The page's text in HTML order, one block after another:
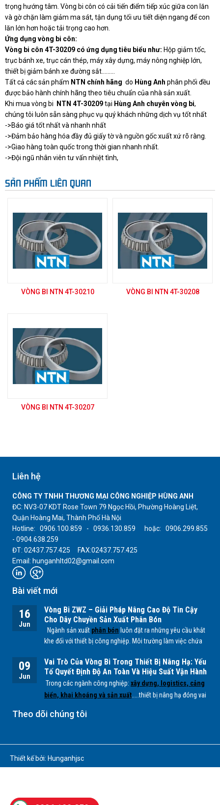
trọng hướng tâm. Vòng bi côn có cải tiến điểm tiếp xúc giữa con lăn
và gờ chặn làm giảm ma sát, tận dụng tối ưu tiết diện ngang để con
lăn lớn hơn hoặc tải trọng cao hơn.
Ứng dụng vòng bi côn:
Vòng bi côn 4T-30209 có ứng dụng tiêu biểu như: Hộp giảm tốc,
trục bánh xe, trục cán thép, máy xây dựng, máy nông nghiệp lớn,
thiết bị giảm bánh xe đường sắt.........
Tất cả các sản phẩm NTN chính hãng do Hùng Anh phân phối đều
được bảo hành chính hãng theo tiêu chuẩn của nhà sản xuất.
Khi mua vòng bi
NTN 4T-30209tại Hùng Anh chuyên vòng bi,
chúng tôi luôn sẵn sàng phục vụ quý khách những dịch vụ tốt nhất
->Báo giá tốt nhất và nhanh nhất
->Đảm bảo hàng hóa đầy đủ giấy tờ và nguồn gốc xuất xứ rõ ràng.
->Giao hàng toàn quốc trong thời gian nhanh nhất.
->Đội ngũ nhân viên tư vấn nhiệt tình,
SẢN PHẨM LIÊN QUAN
VÒNG BI NTN 4T-30210 VÒNG BI NTN 4T-30208
VÒNG BI NTN 4T-30207
Liên hệ
CÔNG TY TNHH THƯƠNG MẠI CÔNG NGHIỆP HÙNG ANH
ĐC: NV3-07 KDT Rose Town 79 Ngọc Hồi, Phường Hoàng Liệt,
Quận Hoàng Mai, Thành Phố Hà Nội
Hotline: 0906.100.859 - 0936.130.859 hoặc: 0906.299.855
- 0904.638.259
ĐT: 02437.757.425 FAX:02437.757.425
Email: hunganhltd02@gmail.com
Bài viết mới
16
Jun
Vòng Bi ZWZ – Giải Pháp Nâng Cao Độ Tin Cậy
Cho Dây Chuyền Sản Xuất Phân Bón
Ngành sản xuất phân bón luôn đặt ra những yêu cầu khắt
khe đối với thiết bị công nghiệp. Môi trường làm việc chứa
quá trình sản xuấtNPK, lân, đạm
... có thể ảnh hưởng trực
tiếp đến tuổi thọ của các bộ phận cơ khí, đặc biệt làvòng
bi.
09
Jun
Vai Trò Của Vòng Bi Trong Thiết Bị Nâng Hạ: Yếu
Tố Quyết Định Độ An Toàn Và Hiệu Suất Vận Hành
Trong các ngành công nghiệp: xây dựng, logistics, cảng
biển, khai khoáng và sản xuất .....thiết bị nâng hạ đóng vai
tải trọng lớn. Để các hệ thống này hoạt động ổn định, an
Theo dõi chúng tôi
Thiết kế bởi: Hunganhjsc